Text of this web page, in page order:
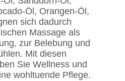
Öl, Orangen-Öl,
sich dadurch
Massage als
zur Belebung und
Mit diesen
Sie Wellness und
wohltuende Pflege.